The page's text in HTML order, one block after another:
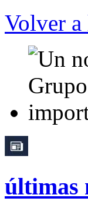
Volver a
últimas